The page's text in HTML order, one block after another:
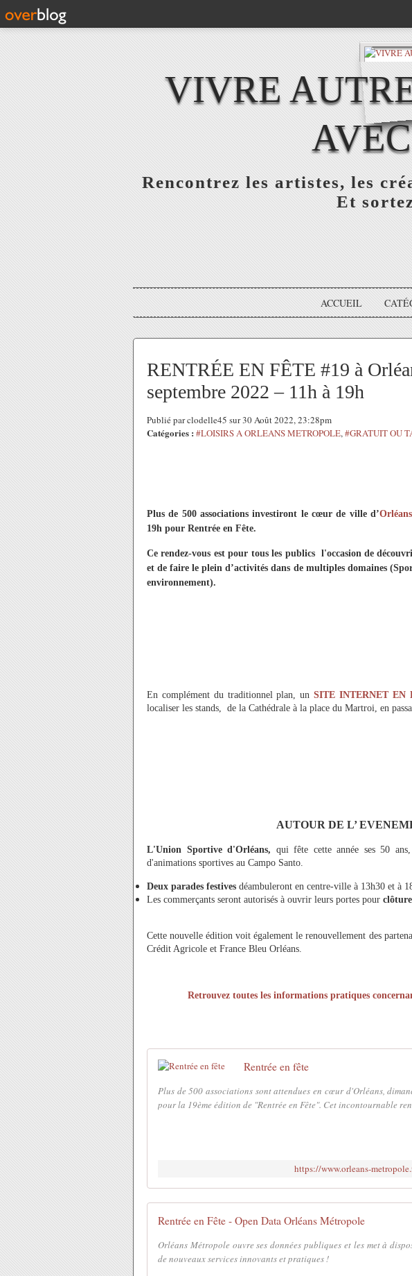
VIVRE
Rencontrez les artistes, les
Et
ACCUEIL
RENTRÉE EN FÊTE #19 à
septembre 2022 – 11h à 19h
Publié par clodelle45 sur 30 Août 2022, 23:28pm
Catégories : #LOISIRS A ORLEANS METROPOLE,#GRATUIT OU
Plus de 500 associations investiront le cœur de ville d’
19h pour Rentrée en Fête.
Ce rendez-vous est pour tous les publics l'occasion de
et de faire le plein d’activités dans de multiples domaines
environnement).
En complément du traditionnel plan, unSITE INTERNET EN
localiser les stands, de la Cathédrale à la place du Martroi, en
AUTOUR DE L’
L'Union Sportive d'Orléans, qui fête cette année ses 50
d'animations sportives au Campo Santo.
Deux parades festives déambuleront en centre-ville à 13h30 et à
Les commerçants seront autorisés à ouvrir leurs portes pour
Cette nouvelle édition voit également le renouvellement des
Crédit Agricole et France Bleu Orléans.
Retrouvez toutes les informations pratiques
Rentrée en fête
Plus de 500 associations sont attendues en cœur d'Orléans,
pour la 19ème édition de "Rentrée en Fête". Cet incontournable
https://www.orleans-
Rentrée en Fête - Open Data Orléans Métropole
Orléans Métropole ouvre ses données publiques et les met à
de nouveaux services innovants et pratiques !